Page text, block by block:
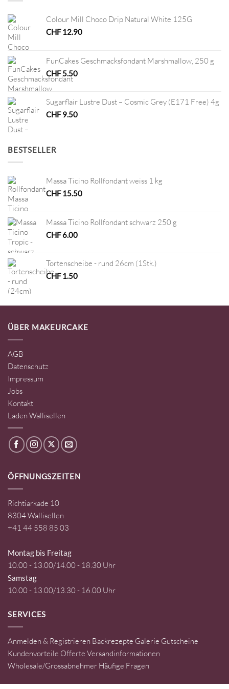
Colour Mill Choco Drip Natural White 125G
CHF12.90
FunCakes Geschmacksfondant Marshmallow, 250 g
CHF5.50
Sugarflair Lustre Dust – Cosmic Grey (E171 Free) 4g
CHF9.50
BESTSELLER
Massa Ticino Rollfondant weiss 1 kg
CHF15.50
Massa Ticino Rollfondant schwarz 250 g
CHF6.00
Tortenscheibe - rund 26cm (1Stk.)
CHF1.50
ÜBER MAKEURCAKE
AGB
Datenschutz
Impressum
Jobs
Kontakt
Laden Wallisellen
ÖFFNUNGSZEITEN
Richtiarkade 10
8304 Wallisellen
+41 44 558 85 03
Montag bis Freitag
10.00 - 13.00/14.00 - 18.30 Uhr
Samstag
10.00 - 13.00/13.30 - 16.00 Uhr
SERVICES
Anmelden & Registrieren Backrezepte Galerie Gutscheine
Kundenvorteile Offerte Versandinformationen
Wholesale/Grossabnehmer Häufige Fragen